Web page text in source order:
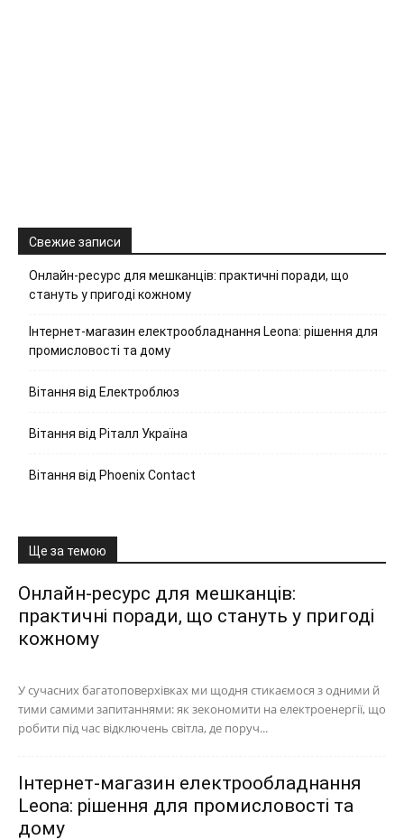
Свежие записи
Онлайн-ресурс для мешканців: практичні поради, що
стануть у пригоді кожному
Інтернет-магазин електрообладнання Leona: рішення для
промисловості та дому
Вітання від Електроблюз
Вітання від Ріталл Україна
Вітання від Phoenix Contact
Ще за темою
Онлайн-ресурс для мешканців:
практичні поради, що стануть у пригоді
кожному
У сучасних багатоповерхівках ми щодня стикаємося з одними й
тими самими запитаннями: як зекономити на електроенергії, що
робити під час відключень світла, де поруч...
Інтернет-магазин електрообладнання
Leona: рішення для промисловості та
дому